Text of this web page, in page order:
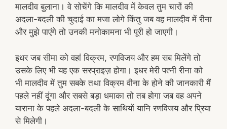
मालदीव बुलाना। वे सोचेंगे कि मालदीव में केवल तुम चारों की
अदला-बदली की चुदाई का मजा लोगे किंतु जब वह मालदीव में रीना
और मुझे पाएंगे तो उनकी मनोकामना भी पूरी हो जाएगी।
इधर जब सीमा को वहां विक्रम, रणविजय और हम सब मिलेंगे तो
उसके लिए भी यह एक सरप्राइज़ होगा। इधर मेरी पत्नी रीना को
भी मालदीव में तुम सबके तथा विक्रम वीना के होने की जानकारी मैं
पहले नहीं दूंगा और सबसे बड़ा धमाका तो तब होगा जब वह अपने
याराना के पहले अदला-बदली के साथियों यानि रणविजय और प्रिया
से मिलेगी।